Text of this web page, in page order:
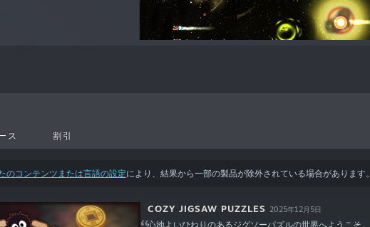
ス 割引
のコンテンツまたは言語の設定により、結果から一部の製品が除外されている場合があります。
COZY JIGSAW PUZZLES 2025年12月5日
心地よいひねりのあるジグソーパズルの世界へようこそ。